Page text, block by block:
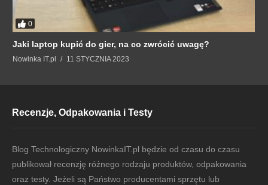
0
Jaki laptop kupić do gier, na co zwrócić uwagę?
Nowinka IT.pl 11 STYCZNIA 2023
Recenzje, Odpakowania i Testy
Blog Technologiczny NowinkaIT.pl będzie od czasu do czasu
publikował recenzję różnego rodzaju produktów, odpakowania
oraz testy. Jeżeli są Państwo producentami sprzętu lub